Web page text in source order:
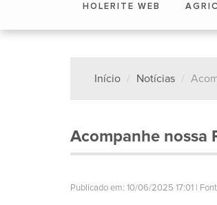
HOLERITE WEB
Início Notícias
Acompanhe nossa
Publicado em: 10/06/2025 17:01 |